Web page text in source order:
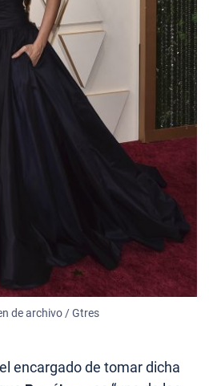
de archivo / Gtres
encargado de tomar dicha